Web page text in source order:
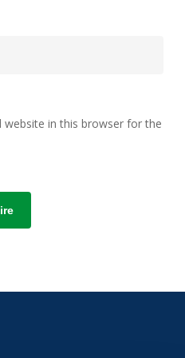
website in this browser for the